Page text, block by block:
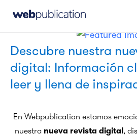
Descubre nuestra
digital: Información
leer y llena de
En Webpublication estamos
nuestra nueva revista digital ,